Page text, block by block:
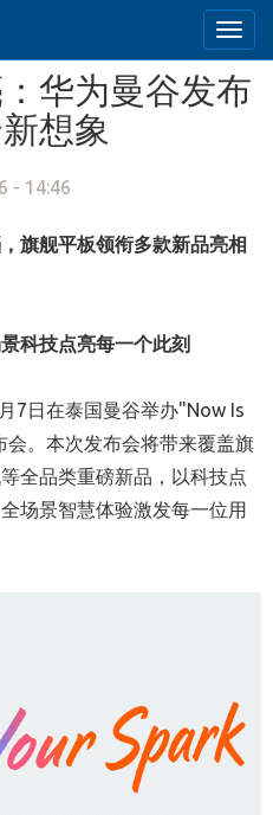
华为曼谷发布
想象
- 14:46
旗舰平板领衔多款新品亮相
科技点亮每一个此刻
7日在泰国曼谷举办"Now Is
。本次发布会将带来覆盖旗
全品类重磅新品，以科技点
场景智慧体验激发每一位用